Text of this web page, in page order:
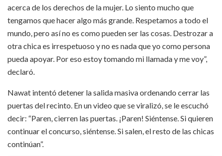
acerca de los derechos de la mujer. Lo siento mucho que
tengamos que hacer algo más grande. Respetamos a todo el
mundo, pero así no es como pueden ser las cosas. Destrozar a
otra chica es irrespetuoso y no es nada que yo como persona
pueda apoyar. Por eso estoy tomando mi llamada y me voy”,
declaró.​
Nawat intentó detener la salida masiva ordenando cerrar las
puertas del recinto. En un video que se viralizó, se le escuchó
decir: “Paren, cierren las puertas. ¡Paren! Siéntense. Si quieren
continuar el concurso, siéntense. Si salen, el resto de las chicas
continúan”.​